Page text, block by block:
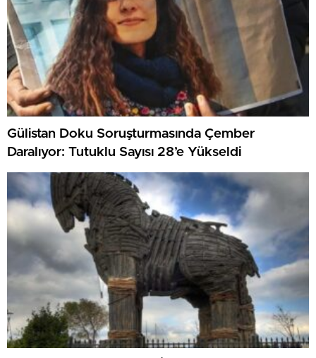
Gülistan Doku Soruşturmasında Çember
Daralıyor: Tutuklu Sayısı 28’e Yükseldi